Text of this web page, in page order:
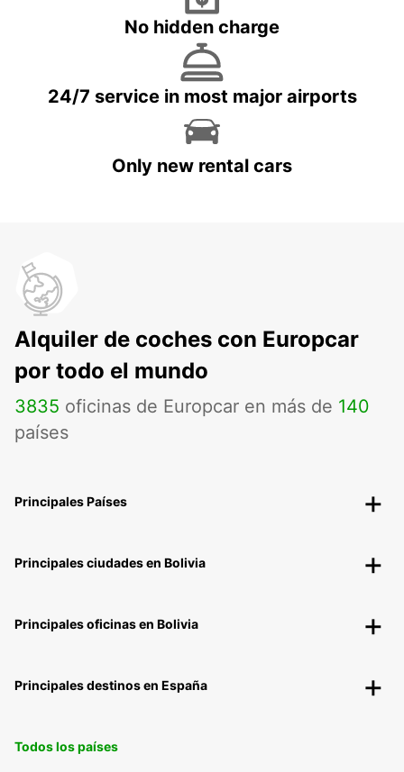
No hidden charge
24/7 service in most major airports
Only new rental cars
Alquiler de coches con Europcar
por todo el mundo
3835 oficinas de Europcar en más de 140
países
Principales Países
Principales ciudades en Bolivia
Principales oficinas en Bolivia
Principales destinos en España
Todos los países